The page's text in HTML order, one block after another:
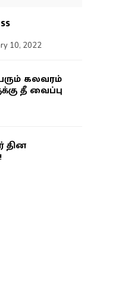
10, 2022
கலவரம்
தீ வைப்பு
தின